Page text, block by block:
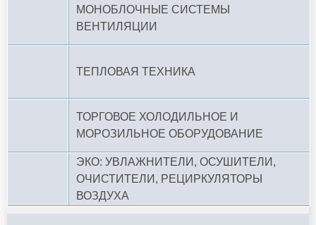
МОНОБЛОЧНЫЕ СИСТЕМЫ
ВЕНТИЛЯЦИИ
ТЕПЛОВАЯ ТЕХНИКА
ТОРГОВОЕ ХОЛОДИЛЬНОЕ И
МОРОЗИЛЬНОЕ ОБОРУДОВАНИЕ
ЭКО: УВЛАЖНИТЕЛИ, ОСУШИТЕЛИ,
ОЧИСТИТЕЛИ, РЕЦИРКУЛЯТОРЫ
ВОЗДУХА